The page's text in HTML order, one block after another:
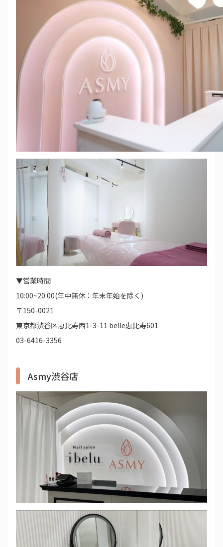
▼営業時間
10:00~20:00(年中無休：年末年始を除く)
〒150-0021
東京都渋谷区恵比寿西1-3-11 belle恵比寿601
03-6416-3356
Asmy渋谷店